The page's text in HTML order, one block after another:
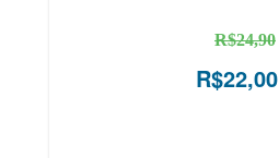
R$24,90
R$22,00